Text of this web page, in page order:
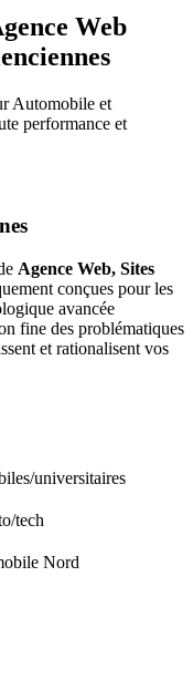
Web
Automobile et
performance et
Agence Web, Sites
conçues pour les
avancée
fine des problématiques
et rationalisent vos
universitaires
tech
Nord